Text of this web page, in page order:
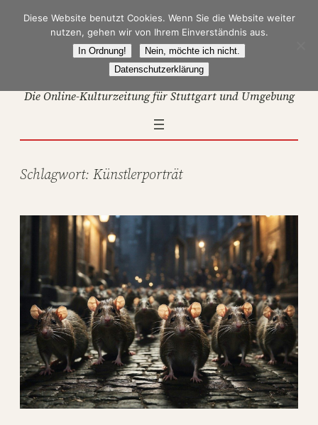
Zum
Die Online-Kulturzeitung für Stuttgart und Umgebung
Schlagwort: Künstlerporträt
Diese Website benutzt Cookies. Wenn Sie die Website weiter
nutzen, gehen wir von Ihrem Einverständnis aus.
In Ordnung!
Nein, möchte ich nicht.
Datenschutzerklärung